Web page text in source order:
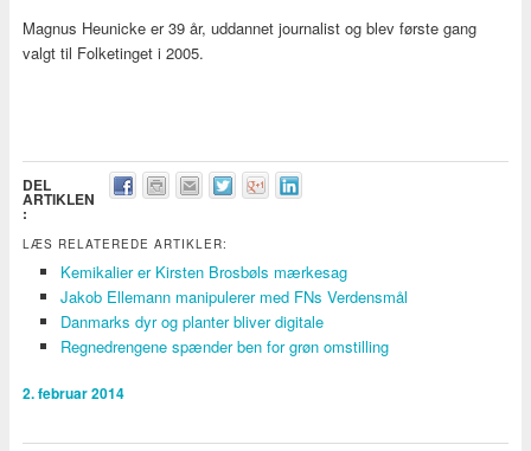
Magnus Heunicke er 39 år, uddannet journalist og blev første gang
valgt til Folketinget i 2005.
DEL
ARTIKLEN
:
LÆS RELATEREDE ARTIKLER:
Kemikalier er Kirsten Brosbøls mærkesag
Jakob Ellemann manipulerer med FNs Verdensmål
Danmarks dyr og planter bliver digitale
Regnedrengene spænder ben for grøn omstilling
2. februar 2014